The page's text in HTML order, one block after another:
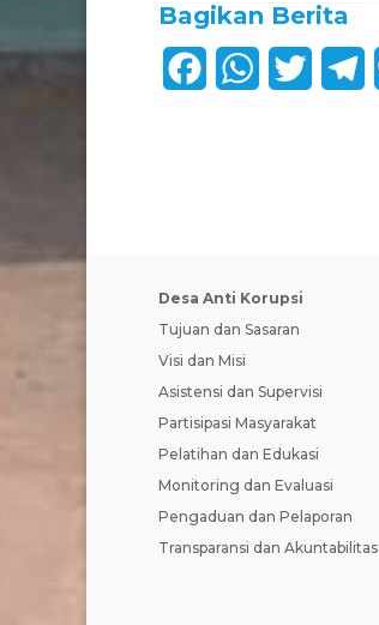
Bagikan Berita
o
k
W
p
Desa Anti Korupsi
Tujuan dan Sasaran
Visi dan Misi
Asistensi dan Supervisi
Partisipasi Masyarakat
Pelatihan dan Edukasi
Monitoring dan Evaluasi
Pengaduan dan Pelaporan
Transparansi dan Akuntabilitas